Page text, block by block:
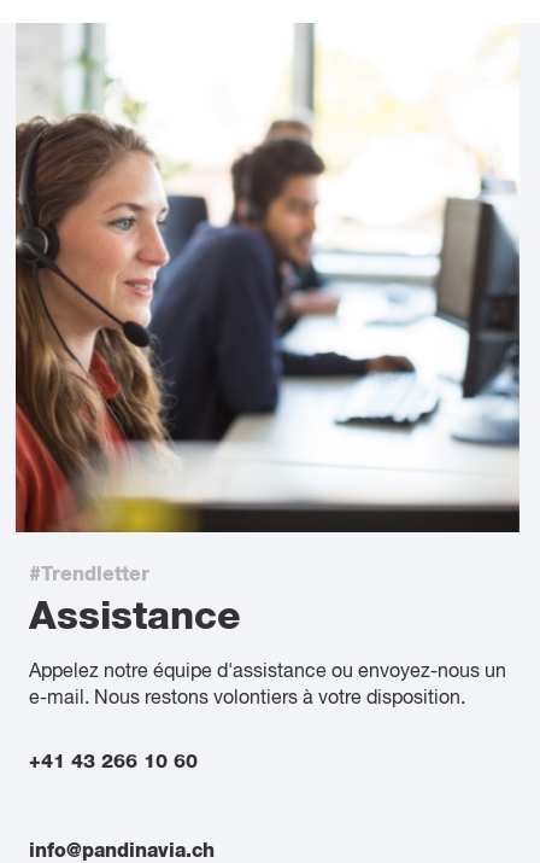
#Trendletter
Assistance
Appelez notre équipe d'assistance ou envoyez-nous un
e-mail. Nous restons volontiers à votre disposition.
+41 43 266 10 60
info@pandinavia.ch